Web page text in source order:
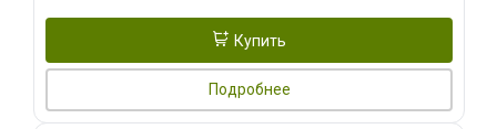
Купить
Подробнее